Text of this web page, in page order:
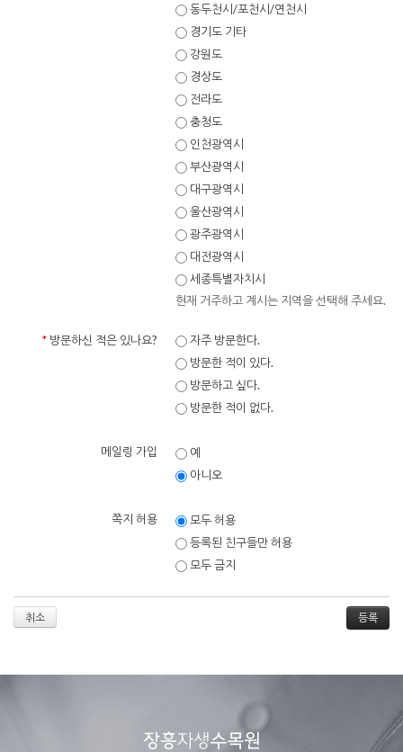
동두천시/포천시/연천시
경기도 기타
강원도
경상도
전라도
충청도
인천광역시
부산광역시
대구광역시
울산광역시
광주광역시
대전광역시
세종특별자치시
현재 거주하고 계시는 지역을 선택해 주세요.
* 방문하신 적은 있나요?
자주 방문한다.
방문한 적이 있다.
방문하고 싶다.
방문한 적이 없다.
메일링 가입
예
아니오
쪽지 허용
모두 허용
등록된 친구들만 허용
모두 금지
취소